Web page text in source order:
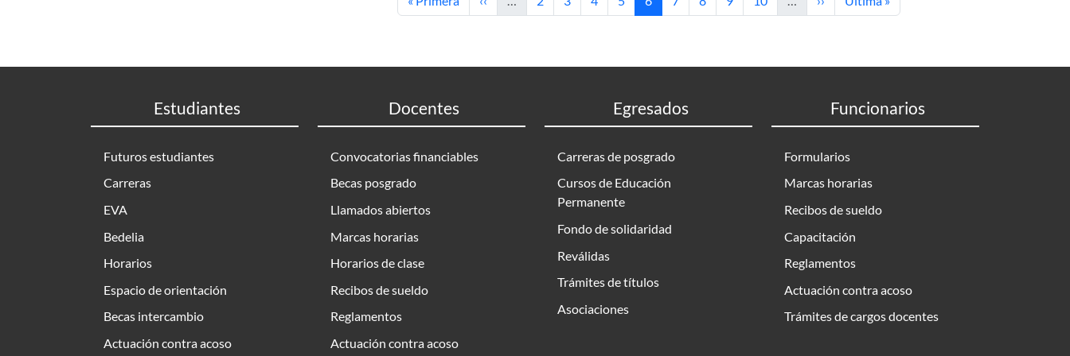
Estudiantes
Futuros estudiantes
Carreras
EVA
Bedelia
Horarios
Espacio de orientación
Becas intercambio
Actuación contra acoso
Docentes
Convocatorias financiables
Becas posgrado
Llamados abiertos
Marcas horarias
Horarios de clase
Recibos de sueldo
Reglamentos
Actuación contra acoso
Egresados
Carreras de posgrado
Cursos de Educación
Permanente
Fondo de solidaridad
Reválidas
Trámites de títulos
Asociaciones
Funcionarios
Formularios
Marcas horarias
Recibos de sueldo
Capacitación
Reglamentos
Actuación contra acoso
Trámites de cargos docentes